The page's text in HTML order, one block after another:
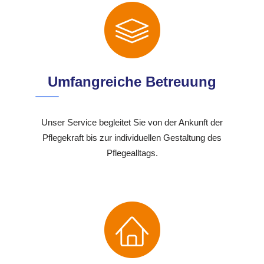
Umfangreiche Betreuung
Unser Service begleitet Sie von der Ankunft der
Pflegekraft bis zur individuellen Gestaltung des
Pflegealltags.